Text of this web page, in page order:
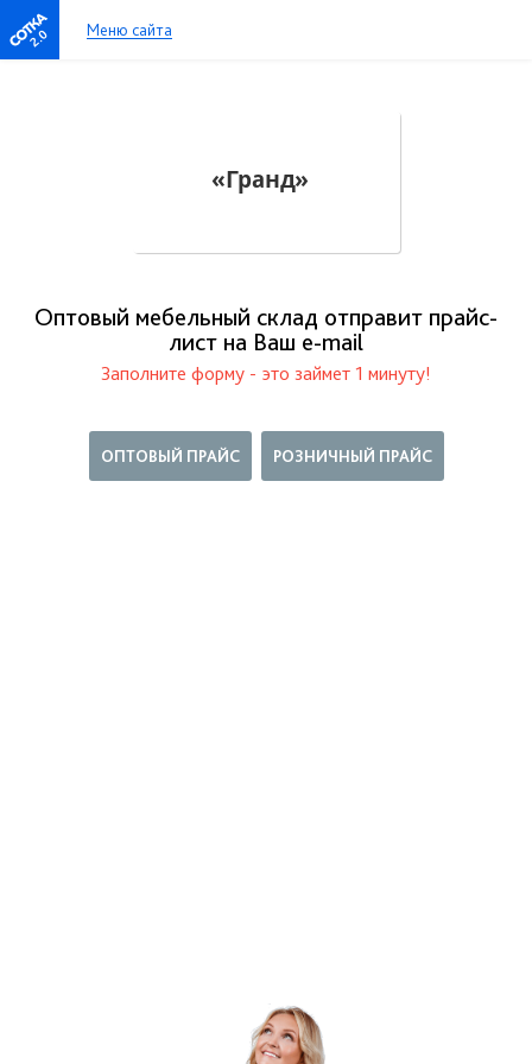
2.0 Меню сайта
Оптовый мебельный склад отправит прайс-
лист на Ваш е-mail
Заполните форму - это займет 1 минуту!
ОПТОВЫЙ ПРАЙС РОЗНИЧНЫЙ ПРАЙС